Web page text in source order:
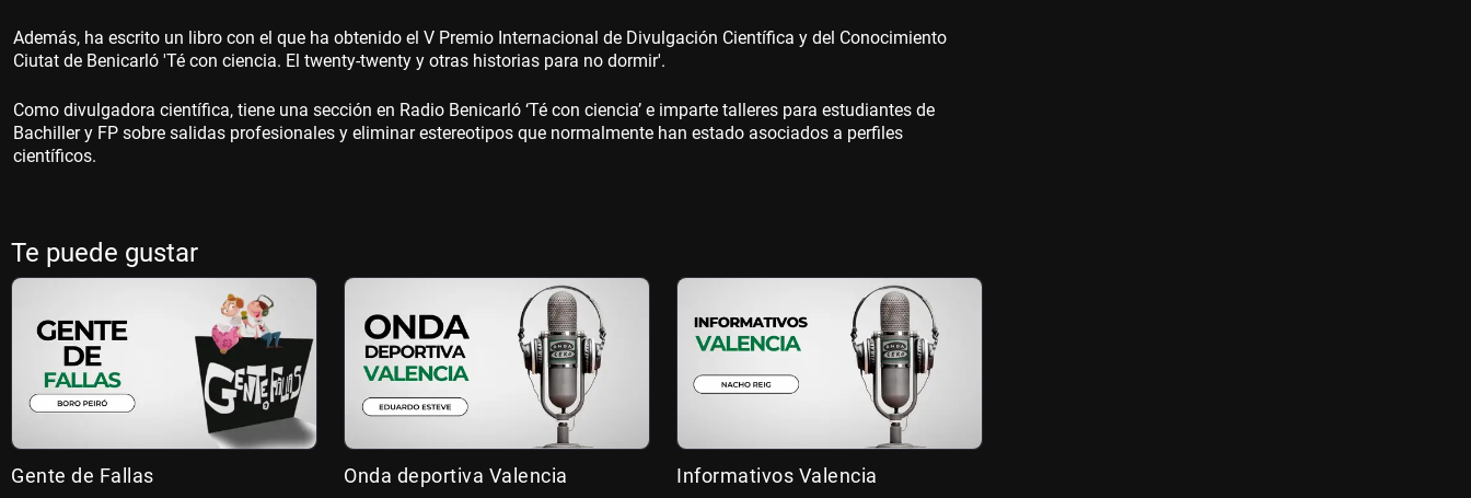
Además, ha escrito un libro con el que ha obtenido el V Premio Internacional de Divulgación Científica y del Conocimiento
Ciutat de Benicarló 'Té con ciencia. El twenty-twenty y otras historias para no dormir'.
Como divulgadora científica, tiene una sección en Radio Benicarló ‘Té con ciencia’ e imparte talleres para estudiantes de
Bachiller y FP sobre salidas profesionales y eliminar estereotipos que normalmente han estado asociados a perfiles
científicos.
Te puede gustar
Gente de Fallas Onda deportiva Valencia Informativos Valencia